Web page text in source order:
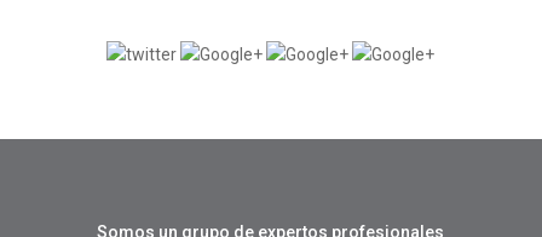
Somos un grupo de expertos profesionales